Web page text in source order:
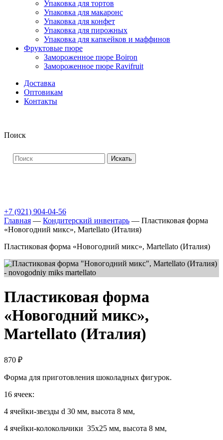
Упаковка для тортов
Упаковка для макаронс
Упаковка для конфет
Упаковка для пирожных
Упаковка для капкейков и маффинов
Фруктовые пюре
Замороженное пюре Boiron
Замороженное пюре Ravifruit
Доставка
Оптовикам
Контакты
Поиск
Искать
+7 (921) 904-04-56
Главная — Кондитерский инвентарь — Пластиковая форма
«Новогодний микс», Martellato (Италия)
Пластиковая форма «Новогодний микс», Martellato (Италия)
Пластиковая форма
«Новогодний микс»,
Martellato (Италия)
870 ₽
Форма для приготовления шоколадных фигурок.
16 ячеек:
4 ячейки-звезды d 30 мм, высота 8 мм,
4 ячейки-колокольчики 35х25 мм, высота 8 мм,